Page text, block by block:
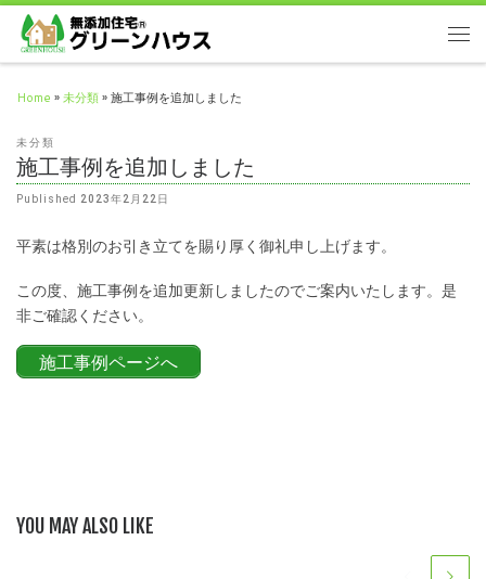
Home »未分類»施工事例を追加しました
未分類
施工事例を追加しました
Published 2023年2月22日
平素は格別のお引き立てを賜り厚く御礼申し上げます。
この度、施工事例を追加更新しましたのでご案内いたします。是
非ご確認ください。
施工事例ページへ
YOU MAY ALSO LIKE